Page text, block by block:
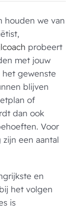
houden we van
probeert
met jouw
het gewenste
blijven
of
dan ook
Voor
een aantal
en
het volgen
is